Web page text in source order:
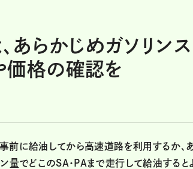
あらかじめガソリンス
価格の確認を
前に給油してから高速道路を利用するか、
量でどこのSA・PAまで走行して給油すると